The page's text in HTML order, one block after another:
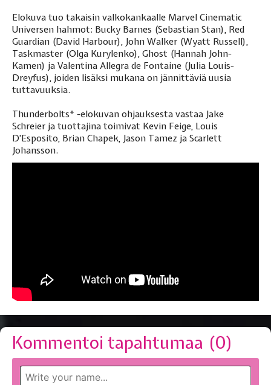
Elokuva tuo takaisin valkokankaalle Marvel Cinematic
Universen hahmot: Bucky Barnes (Sebastian Stan), Red
Guardian (David Harbour), John Walker (Wyatt Russell),
Taskmaster (Olga Kurylenko), Ghost (Hannah John-
Kamen) ja Valentina Allegra de Fontaine (Julia Louis-
Dreyfus), joiden lisäksi mukana on jännittäviä uusia
tuttavuuksia.
Thunderbolts* -elokuvan ohjauksesta vastaa Jake
Schreier ja tuottajina toimivat Kevin Feige, Louis
D'Esposito, Brian Chapek, Jason Tamez ja Scarlett
Johansson.
Kommentoi tapahtumaa (0)